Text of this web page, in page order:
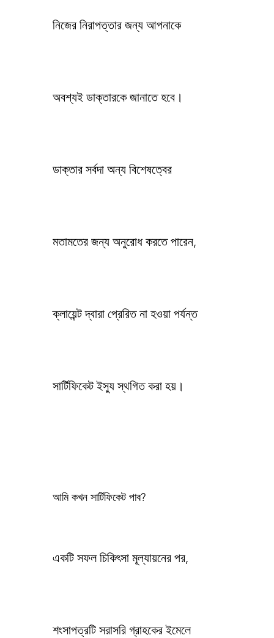
নিজের নিরাপত্তার জন্য আপনাকে
অবশ্যই ডাক্তারকে জানাতে হবে।
ডাক্তার সর্বদা অন্য বিশেষত্বের
মতামতের জন্য অনুরোধ করতে পারেন,
ক্লায়েন্ট দ্বারা প্রেরিত না হওয়া পর্যন্ত
সার্টিফিকেট ইস্যু স্থগিত করা হয়।
আমি কখন সার্টিফিকেট পাব?
একটি সফল চিকিৎসা মূল্যায়নের পর,
শংসাপত্রটি সরাসরি গ্রাহকের ইমেলে